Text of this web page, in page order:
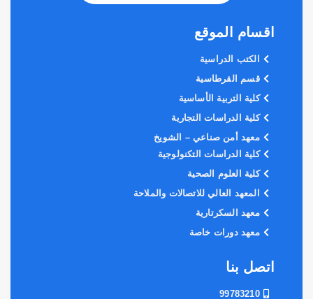
اقسام الموقع
الكتب الدراسية
قسم القرطاسية
كلية التربية الأساسية
كلية الدراسات التجارية
معهد أمن صناعي – الشويخ
كلية الدراسات التكنولوجية
كلية العلوم الصحية
المعهد العالي للاتصالات والملاحة
معهد السكرتارية
معهد دورات خاصة
اتصل بنا
99783210